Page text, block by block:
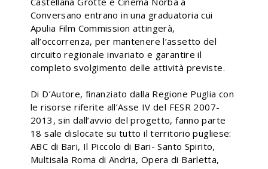
Conversano entrano in una graduatoria cui
Apulia Film Commission attingerà,
all’occorrenza, per mantenere l’assetto del
circuito regionale invariato e garantire il
completo svolgimento delle attività previste.
Di D’Autore, finanziato dalla Regione Puglia con
le risorse riferite all’Asse IV del FESR 2007-
2013, sin dall’avvio del progetto, fanno parte
18 sale dislocate su tutto il territorio pugliese:
ABC di Bari, Il Piccolo di Bari- Santo Spirito,
Multisala Roma di Andria, Opera di Barletta,